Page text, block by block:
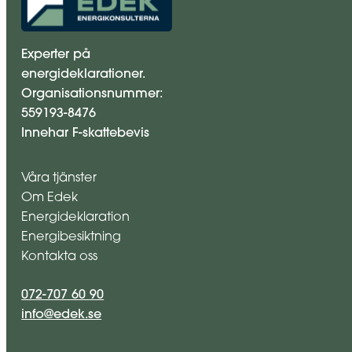
Experter på
energideklarationer.
Organisationsnummer:
559193-8476
Innehar F-skattebevis
Våra tjänster
Om Edek
Energideklaration
Energibesiktning
Kontakta oss
072-707 60 90
info@edek.se